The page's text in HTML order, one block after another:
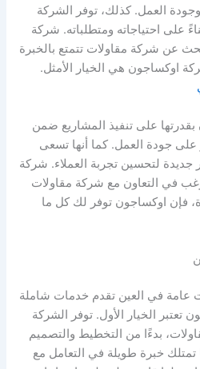
العمل. كذلك، توفر الشركة
احتياجاته ومتطلباته. شركة
عن شركة مقاولات تتمتع بالخبرة
اوكساجون هي الخيار الأمثل.
على تنفيذ المشاريع ضمن
على جودة العمل. كما أنها تسعى
جديدة لتحسين تجربة العملاء. شركة
في التعاون مع شركة مقاولات
فإن اوكساجون توفر لك كل ما
عامة في العين تقدم خدمات شاملة
تعتبر الخيار الأول. توفر الشركة
بدءًا من التخطيط والتصميم
تمتلك خبرة طويلة في التعامل مع